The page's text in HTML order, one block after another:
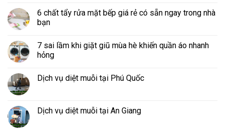
6 chất tẩy rửa mặt bếp giá rẻ có sẵn ngay trong nhà
bạn
7 sai lầm khi giặt giũ mùa hè khiến quần áo nhanh
hỏng
Dịch vụ diệt muỗi tại Phú Quốc
Dịch vụ diệt muỗi tại An Giang